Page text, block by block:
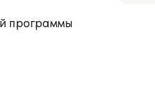
программы